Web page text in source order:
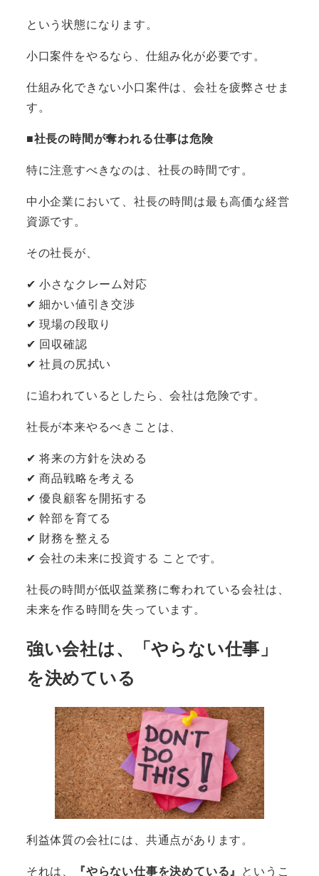
という状態になります。
小口案件をやるなら、仕組み化が必要です。
仕組み化できない小口案件は、会社を疲弊させま
す。
■社長の時間が奪われる仕事は危険
特に注意すべきなのは、社長の時間です。
中小企業において、社長の時間は最も高価な経営
資源です。
その社長が、
✔ 小さなクレーム対応
✔ 細かい値引き交渉
✔ 現場の段取り
✔ 回収確認
✔ 社員の尻拭い
に追われているとしたら、会社は危険です。
社長が本来やるべきことは、
✔ 将来の方針を決める
✔ 商品戦略を考える
✔ 優良顧客を開拓する
✔ 幹部を育てる
✔ 財務を整える
✔ 会社の未来に投資する ことです。
社長の時間が低収益業務に奪われている会社は、
未来を作る時間を失っています。
強い会社は、「やらない仕事」
を決めている
利益体質の会社には、共通点があります。
それは、 『やらない仕事を決めている』 というこ